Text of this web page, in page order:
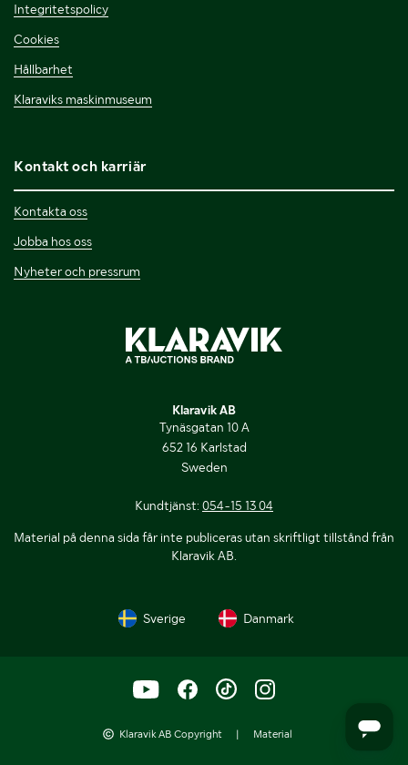
Integritetspolicy
Cookies
Hållbarhet
Klaraviks maskinmuseum
Kontakt och karriär
Kontakta oss
Jobba hos oss
Nyheter och pressrum
Klaravik AB
Tynäsgatan 10 A
652 16 Karlstad
Sweden
Kundtjänst: 054-15 13 04
Material på denna sida får inte publiceras utan skriftligt tillstånd från
Klaravik AB.
Sverige Danmark
Klaravik AB Copyright | Material